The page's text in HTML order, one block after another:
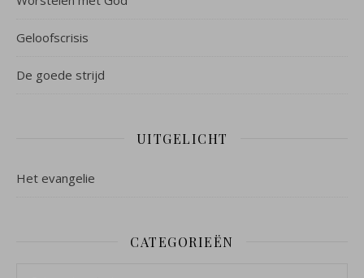
Geloofscrisis
De goede strijd
UITGELICHT
Het evangelie
CATEGORIEËN